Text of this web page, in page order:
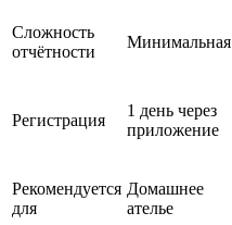
Сложность
отчётности
Минимальная
Регистрация
1 день через
приложение
Рекомендуется
для
Домашнее
ателье